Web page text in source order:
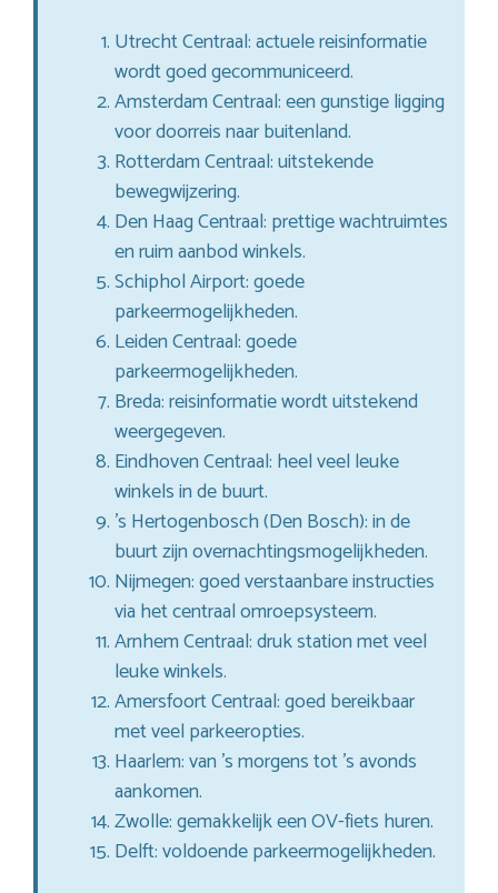
Utrecht Centraal: actuele reisinformatie
wordt goed gecommuniceerd.
Amsterdam Centraal: een gunstige ligging
voor doorreis naar buitenland.
Rotterdam Centraal: uitstekende
bewegwijzering.
Den Haag Centraal: prettige wachtruimtes
en ruim aanbod winkels.
Schiphol Airport: goede
parkeermogelijkheden.
Leiden Centraal: goede
parkeermogelijkheden.
Breda: reisinformatie wordt uitstekend
weergegeven.
Eindhoven Centraal: heel veel leuke
winkels in de buurt.
’s Hertogenbosch (Den Bosch): in de
buurt zijn overnachtingsmogelijkheden.
Nijmegen: goed verstaanbare instructies
via het centraal omroepsysteem.
Arnhem Centraal: druk station met veel
leuke winkels.
Amersfoort Centraal: goed bereikbaar
met veel parkeeropties.
Haarlem: van ’s morgens tot ’s avonds
aankomen.
Zwolle: gemakkelijk een OV-fiets huren.
Delft: voldoende parkeermogelijkheden.